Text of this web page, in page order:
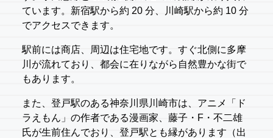
ています。新宿駅から約 20 分、川崎駅から約 10 分
でアクセスできます。
駅前には商店、周辺は住宅地です。すぐ北側に多摩
川が流れており、都会に在りながら自然豊かな街で
もあります。
また、登戸駅のある神奈川県川崎市は、アニメ「ド
ラえもん」の作者である漫画家、藤子・F・不二雄
氏が生前住んでおり、登戸駅とも縁があります（出